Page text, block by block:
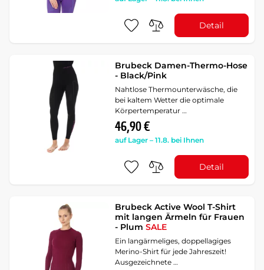
Detail
Brubeck Damen-Thermo-Hose
- Black/Pink
Nahtlose Thermounterwäsche, die
bei kaltem Wetter die optimale
Körpertemperatur …
46,90 €
auf Lager – 11.8. bei Ihnen
Detail
Brubeck Active Wool T-Shirt
mit langen Ärmeln für Frauen
- PlumSALE
Ein langärmeliges, doppellagiges
Merino-Shirt für jede Jahreszeit!
Ausgezeichnete …